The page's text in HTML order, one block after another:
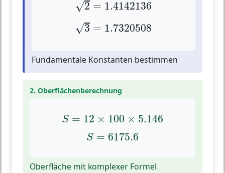
√2 = 1.4142136
√3 = 1.7320508
3= 1.7320508
Fundamentale Konstanten bestimmen
2. Oberflächenberechnung
S = 12 × 100 × 5.146
S= 12 ×100× 5.146
S = 6175.6
S =6175.6
Oberfläche mit komplexer Formel